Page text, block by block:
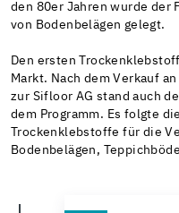
den 80er Jahren wurde der
von Bodenbelägen gelegt.
Den ersten
Markt. Nach dem Verkauf
zur Sifloor AG stand auch
dem Programm. Es folgte
Trockenklebstoffe für die
Bodenbelägen,